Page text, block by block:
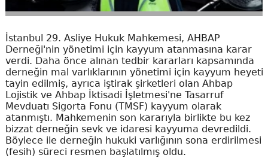
İstanbul 29. Asliye Hukuk Mahkemesi, AHBAP
Derneği'nin yönetimi için kayyum atanmasına karar
verdi. Daha önce alınan tedbir kararları kapsamında
derneğin mal varlıklarının yönetimi için kayyum heyeti
tayin edilmiş, ayrıca iştirak şirketleri olan Ahbap
Lojistik ve Ahbap İktisadi İşletmesi'ne Tasarruf
Mevduatı Sigorta Fonu (TMSF) kayyum olarak
atanmıştı. Mahkemenin son kararıyla birlikte bu kez
bizzat derneğin sevk ve idaresi kayyuma devredildi.
Böylece ile derneğin hukuki varlığının sona erdirilmesi
(fesih) süreci resmen başlatılmış oldu.